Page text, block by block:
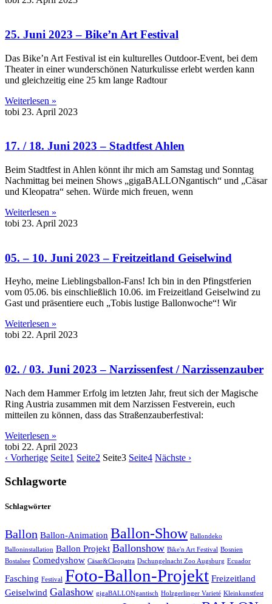
25. Juni 2023 – Bike’n Art Festival
Das Bike’n Art Festival ist ein kulturelles Outdoor-Event, bei dem
Theater in einer wunderschönen Naturkulisse erlebt werden kann
und gleichzeitig eine 25 km lange Radtour
Weiterlesen »
tobi 23. April 2023
17. / 18. Juni 2023 – Stadtfest Ahlen
Beim Stadtfest in Ahlen könnt ihr mich am Samstag und Sonntag
Nachmittag bei meinen Shows „gigaBALLONgantisch“ und „Cäsar
und Kleopatra“ sehen. Würde mich freuen, wenn
Weiterlesen »
tobi 23. April 2023
05. – 10. Juni 2023 – Freitzeitland Geiselwind
Heyho, meine Lieblingsballon-Fans! Ich bin in den Pfingstferien
vom 05.06. bis einschließlich 10.06. im Freizeitland Geiselwind zu
Gast und präsentiere euch „Tobis lustige Ballonwoche“! Wir
Weiterlesen »
tobi 22. April 2023
02. / 03. Juni 2023 – Narzissenfest / Narzissenzauber
Nach dem Hammer Erfolg im letzten Jahr, freut sich der Magische
Ring Austria zusammen mit dem Narzissen Festverein, euch
mitteilen zu können, dass das Straßenzauberfestival:
Weiterlesen »
tobi 22. April 2023
‹ Vorherige Seite1 Seite2 Seite3 Seite4 Nächste ›
Schlagworte
Schlagwörter
Ballon Ballon-Animation Ballon-Show Ballondeko
Balloninstallation Ballon Projekt Ballonshow Bike'n Art Festival Bosnien
Bostalsee Comedyshow Cäsar&Cleopatra Dschungelnacht Zoo Augsburg Ecuador
Fasching Festival Foto-Ballon-Projekt Freizeitland
Geiselwind Galashow gigaBALLONgantisch Holzgerlinger Varieté Kleinkunstfest